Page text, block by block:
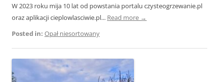
W 2023 roku mija 10 lat od powstania portalu czysteogrzewanie.pl
oraz aplikacji cieplowlasciwie.pl... Read more →
Posted in: Opał niesortowany